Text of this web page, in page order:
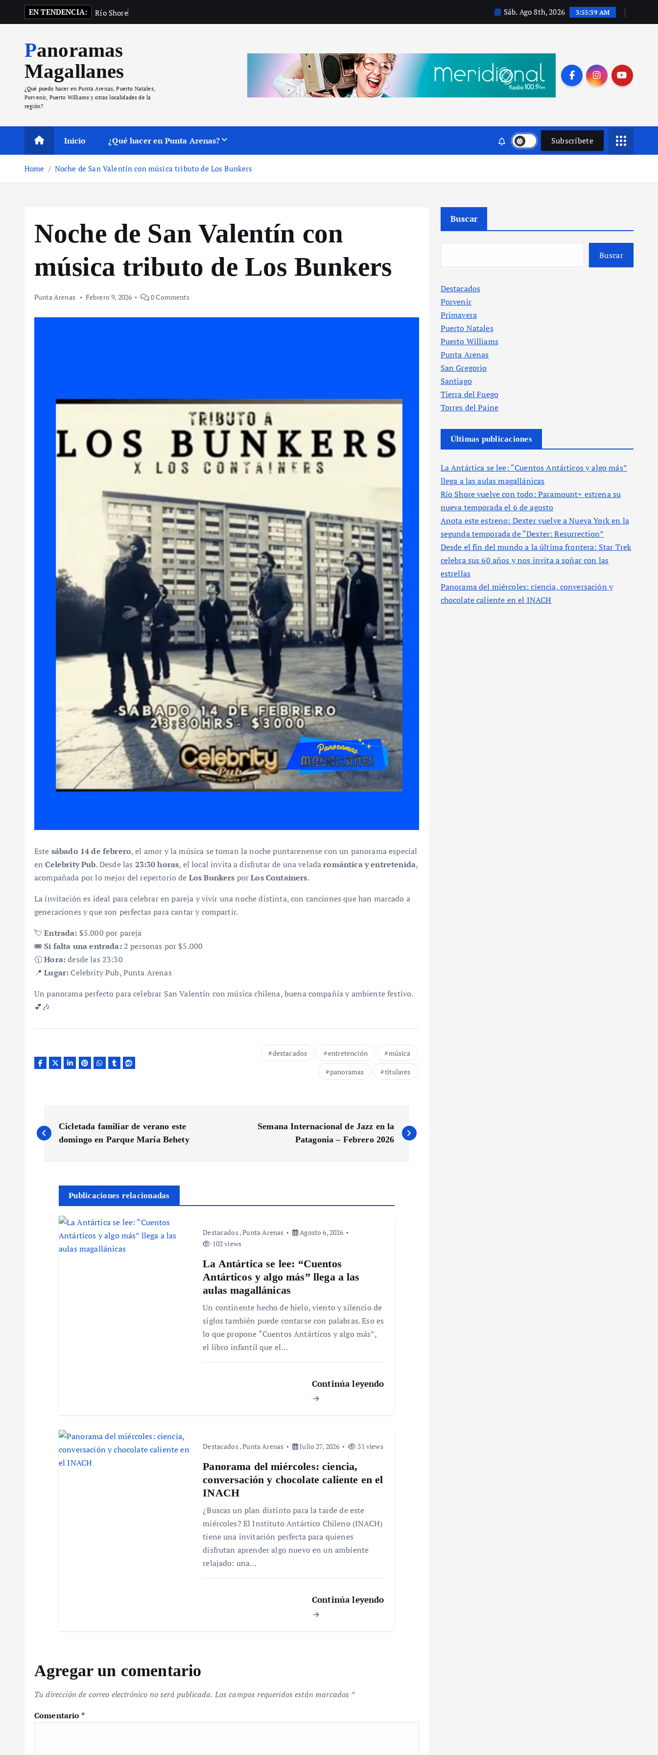
t
EN TENDENCIA: Río Shore Sáb. Ago 8th, 2026 3:55:40 AM
Panoramas
Magallanes
¿Qué puedo hacer en Punta Arenas, Puerto Natales,
Porvenir, Puerto Williams y otras localidades de la
región?
Inicio ¿Qué hacer en Punta Arenas? Subscríbete
Home Noche de San Valentín con música tributo de Los Bunkers
Noche de San Valentín con
música tributo de Los Bunkers
Punta Arenas Febrero 9, 2026 0 Comments
Este sábado 14 de febrero, el amor y la música se toman la noche puntarenense con un panorama especial
enCelebrity Pub. Desde las 23:30 horas, el local invita a disfrutar de una veladaromántica y entretenida,
acompañada por lo mejor del repertorio de Los Bunkers porLos Containers.
La invitación es ideal para celebrar en pareja y vivir una noche distinta, con canciones que han marcado a
generaciones y que son perfectas para cantar y compartir.
💘Entrada: $5.000 por pareja
🎟️Si falta una entrada:2 personas por $5.000
🕦Hora:desde las 23:30
📍Lugar: Celebrity Pub, Punta Arenas
Un panorama perfecto para celebrar San Valentín con música chilena, buena compañía y ambiente festivo.
💕🎶
destacados entretención
música
panoramas
titulares
a
Cicletada familiar de verano este
domingo en Parque María Behety
Semana Internacional de Jazz en la
Patagonia – Febrero 2026
Publicaciones relacionadas
Destacados,Punta Arenas
Agosto 6, 2026
102 views
La Antártica se lee: “Cuentos
Antárticos y algo más” llega a las
aulas magallánicas
Un continente hecho de hielo, viento y silencio de
siglos también puede contarse con palabras. Eso es
lo que propone “Cuentos Antárticos y algo más”,
el libro infantil que el…
Continúa leyendo
Destacados,Punta Arenas Julio 27, 2026 31 views
Panorama del miércoles: ciencia,
conversación y chocolate caliente en el
INACH
¿Buscas un plan distinto para la tarde de este
miércoles? El Instituto Antártico Chileno (INACH)
tiene una invitación perfecta para quienes
disfrutan aprender algo nuevo en un ambiente
relajado: una…
Continúa leyendo
Agregar un comentario
Tu dirección de correo electrónico no será publicada. Los campos requeridos están marcados *
Comentario *
Buscar
Buscar
Destacados
Porvenir
Primavera
Puerto Natales
Puerto Williams
Punta Arenas
San Gregorio
Santiago
Tierra del Fuego
Torres del Paine
Últimas publicaciones
La Antártica se lee: “Cuentos Antárticos y algo más”
llega a las aulas magallánicas
Río Shore vuelve con todo: Paramount+ estrena su
nueva temporada el 6 de agosto
Anota este estreno: Dexter vuelve a Nueva York en la
segunda temporada de “Dexter: Resurrection”
Desde el fin del mundo a la última frontera: Star Trek
celebra sus 60 años y nos invita a soñar con las
estrellas
Panorama del miércoles: ciencia, conversación y
chocolate caliente en el INACH